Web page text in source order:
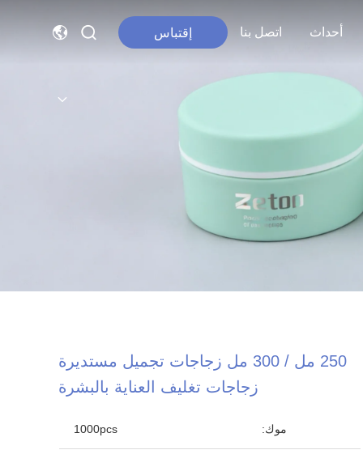
أحداث اتصل بنا إقتباس
250 مل / 300 مل زجاجات تجميل مستديرة
زجاجات تغليف العناية بالبشرة
موك: 1000pcs